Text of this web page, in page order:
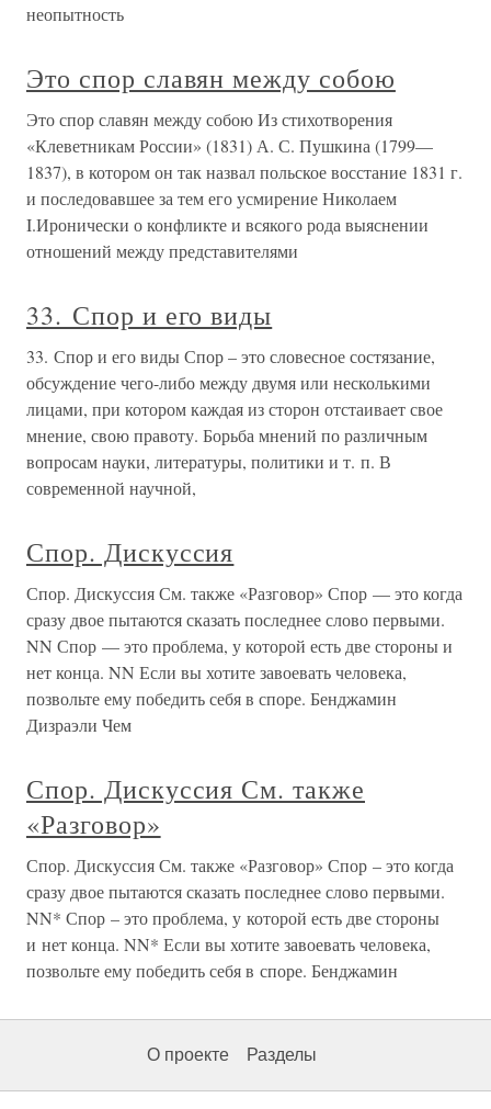
неопытность
Это спор славян между собою
Это спор славян между собою Из стихотворения
«Клеветникам России» (1831) А. С. Пушкина (1799—
1837), в котором он так назвал польское восстание 1831 г.
и последовавшее за тем его усмирение Николаем
I.Иронически о конфликте и всякого рода выяснении
отношений между представителями
33. Спор и его виды
33. Спор и его виды Спор – это словесное состязание,
обсуждение чего-либо между двумя или несколькими
лицами, при котором каждая из сторон отстаивает свое
мнение, свою правоту. Борьба мнений по различным
вопросам науки, литературы, политики и т. п. В
современной научной,
Спор. Дискуссия
Спор. Дискуссия См. также «Разговор» Спор — это когда
сразу двое пытаются сказать последнее слово первыми.
NN Спор — это проблема, у которой есть две стороны и
нет конца. NN Если вы хотите завоевать человека,
позвольте ему победить себя в споре. Бенджамин
Дизраэли Чем
Спор. Дискуссия См. также
«Разговор»
Спор. Дискуссия См. также «Разговор» Спор – это когда
сразу двое пытаются сказать последнее слово первыми.
NN* Спор – это проблема, у которой есть две стороны
и нет конца. NN* Если вы хотите завоевать человека,
позвольте ему победить себя в споре. Бенджамин
О проекте Разделы